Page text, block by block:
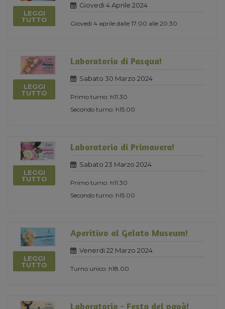
LEGGI
TUTTO
Giovedi 4 Aprile 2024
Giovedì 4 aprile dalle 17:00 alle 20:30
LEGGI
TUTTO
Laboratorio di Pasqua!
Sabato 30 Marzo 2024
Primo turno: h11.30
Secondo turno: h15.00
LEGGI
TUTTO
Laboratorio di Primavera!
Sabato 23 Marzo 2024
Primo turno: h11.30
Secondo turno: h15.00
LEGGI
TUTTO
Aperitivo al Gelato Museum!
Venerdi 22 Marzo 2024
Turno unico: h18.00
Laboratorio - Festa del papà!